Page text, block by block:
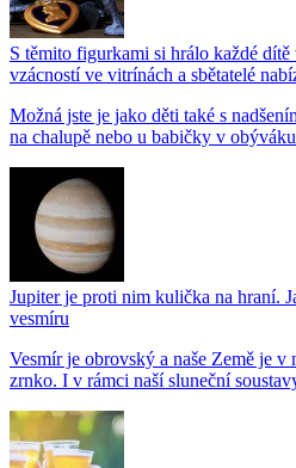
S těmito figurkami si hrálo každé
vzácností ve vitrínách a sbětatelé
Možná jste je jako děti také s
na chalupě nebo u babičky v
Jupiter je proti nim kulička na hraní.
vesmíru
Vesmír je obrovský a naše Země je v
zrnko. I v rámci naší sluneční